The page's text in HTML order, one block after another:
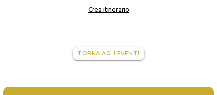
Crea itinerario
TORNA AGLI EVENTI